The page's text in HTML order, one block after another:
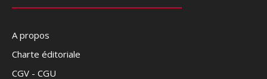
A propos
Charte éditoriale
CGV - CGU